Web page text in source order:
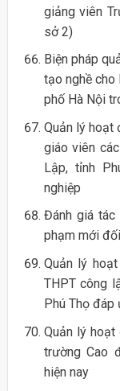
giảng viên
sở 2)
Biện pháp
tạo nghề cho
phố Hà Nội
Quản lý hoạt
giáo viên
Lập, tỉnh
nghiệp
Đánh giá
phạm mới
Quản lý
THPT công
Phú Thọ
Quản lý
trường Cao
hiện nay